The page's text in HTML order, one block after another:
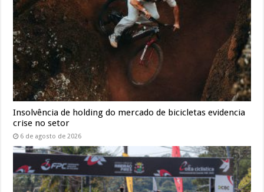
Insolvência de holding do mercado de bicicletas evidencia
crise no setor
6 de agosto de 2026